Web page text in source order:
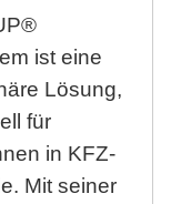
ist eine
Lösung,
für
in KFZ-
Mit seiner